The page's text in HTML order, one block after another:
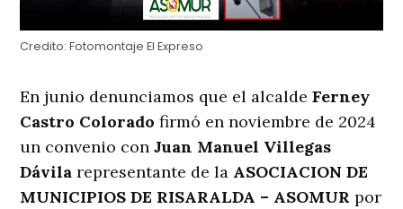
Credito: Fotomontaje El Expreso
En junio denunciamos que el alcaldeFerney
Castro Coloradofirmó en noviembre de 2024
un convenio con Juan Manuel Villegas
Dávila representante de la ASOCIACION DE
MUNICIPIOS DE RISARALDA – ASOMURpor